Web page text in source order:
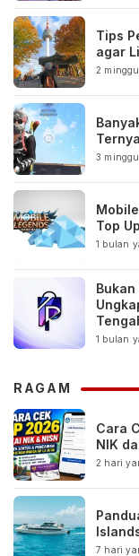
Tips
agar
2
3
Top
1 bulan
1 bulan
RAGAM
Cara
NIK
2 hari
7 hari